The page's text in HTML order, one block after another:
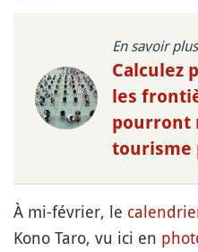
En savoir
Calculez
les
pourront
tourisme
À mi-février, le
Kono Taro, vu ici en